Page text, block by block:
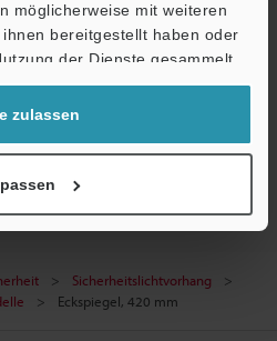
möglicherweise mit weiteren
bereitgestellt haben oder
der Dienste gesammelt
zulassen
Sicherheitslichtvorhang
Eckspiegel, 420 mm